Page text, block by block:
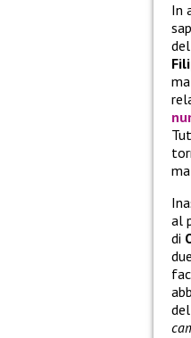
In
al
di